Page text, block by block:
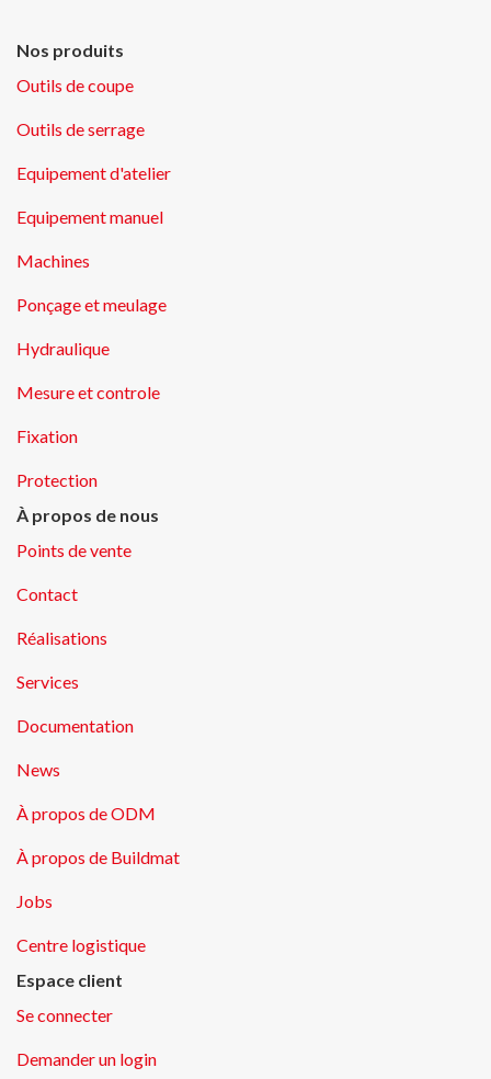
Nos produits
Outils de coupe
Outils de serrage
Equipement d'atelier
Equipement manuel
Machines
Ponçage et meulage
Hydraulique
Mesure et controle
Fixation
Protection
À propos de nous
Points de vente
Contact
Réalisations
Services
Documentation
News
À propos de ODM
À propos de Buildmat
Jobs
Centre logistique
Espace client
Se connecter
Demander un login